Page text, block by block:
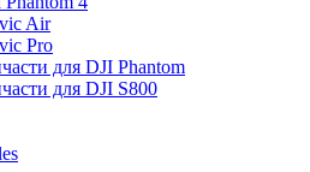
Air
Pro
для DJI Phantom
для DJI S800